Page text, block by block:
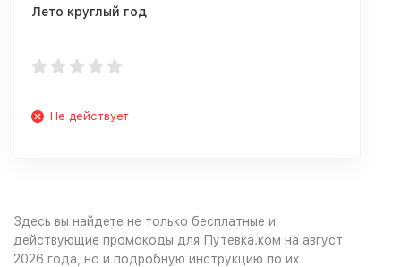
Лето круглый год
Не действует
Здесь вы найдете не только бесплатные и
действующие промокоды для Путевка.ком на август
2026 года, но и подробную инструкцию по их